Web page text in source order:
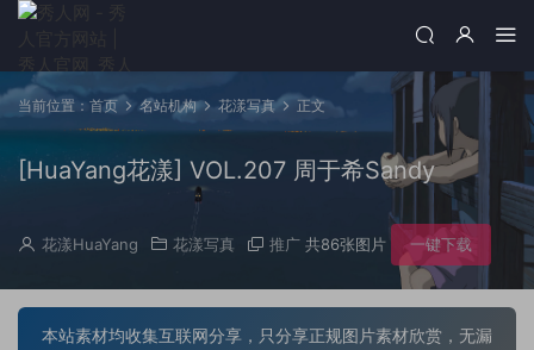
当前位置： 首页 名站机构 花漾写真 正文
[HuaYang花漾] VOL.207 周于希Sandy
花漾HuaYang 花漾写真 推广 共86张图片 一键下载
本站素材均收集互联网分享，只分享正规图片素材欣赏，无漏